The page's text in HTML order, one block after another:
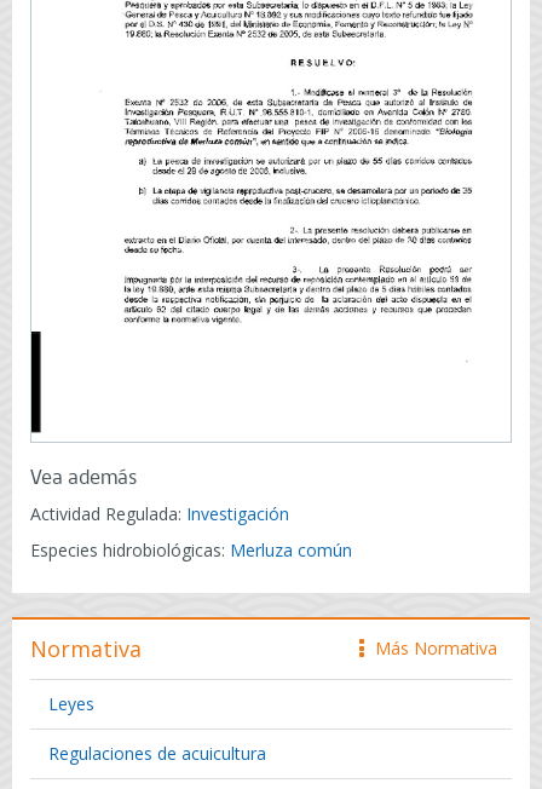
Vea además
Actividad Regulada: Investigación
Especies hidrobiológicas: Merluza común
icono
Más Normativa
Normativa
Leyes
Regulaciones de acuicultura